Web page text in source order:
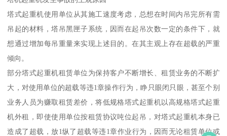
塔式起重机使用单位从其施工速度考虑，总想在时间内吊完所有需
吊起的材料，塔吊黑匣子系统，因而在起吊次数一定的条件下，就
想通过增加每吊重量来实现上述目的。在其主观上存在超载的严重
倾向。
部分塔式起重机租赁单位为保持客户不断增长、租赁业务的不断扩
大，对使用单位的超载等违1章操作行为，睁只眼闭只眼，甚至个别
业务人员为赚取租赁差价，将低规格塔式起重机以高规格塔式起重
机外租，即使使用单位按租赁协议吨位起吊，对塔式起重机本身已
造成了超载，放1纵了超载等违1章作业行为，因而无论租赁单位或